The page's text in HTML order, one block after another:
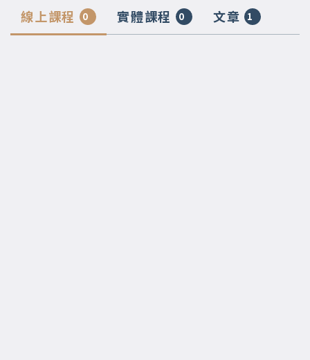
線上課程 0 實體課程 0 文章 1